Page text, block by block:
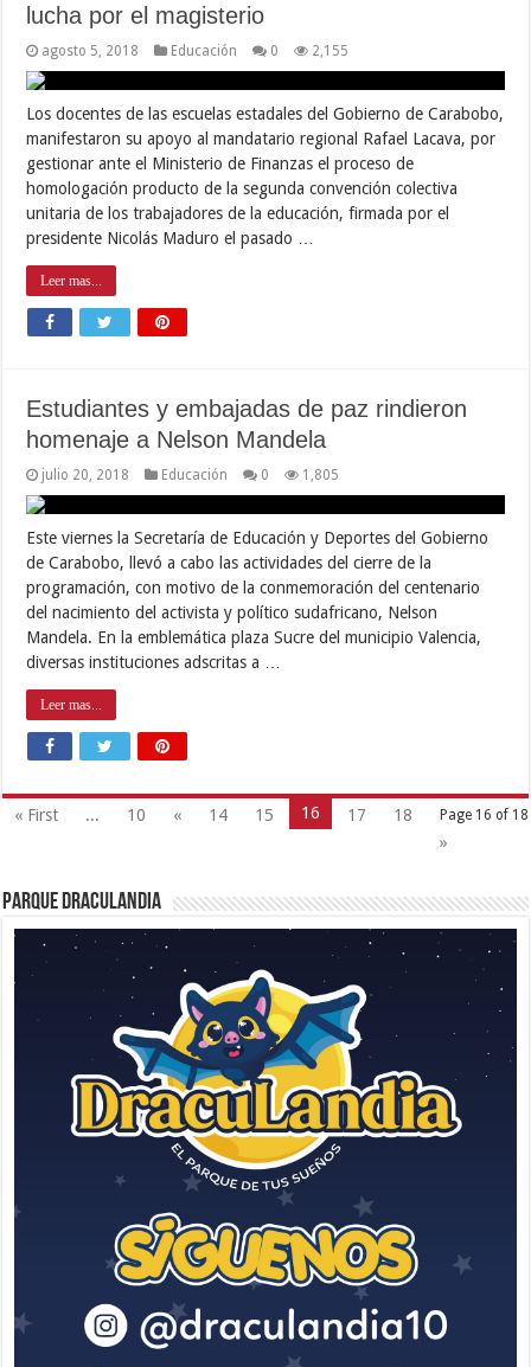
lucha por el magisterio
agosto 5, 2018 Educación 0 2,155
Los docentes de las escuelas estadales del Gobierno de Carabobo,
manifestaron su apoyo al mandatario regional Rafael Lacava, por
gestionar ante el Ministerio de Finanzas el proceso de
homologación producto de la segunda convención colectiva
unitaria de los trabajadores de la educación, firmada por el
presidente Nicolás Maduro el pasado …
Leer mas...
Estudiantes y embajadas de paz rindieron
homenaje a Nelson Mandela
julio 20, 2018 Educación 0 1,805
Este viernes la Secretaría de Educación y Deportes del Gobierno
de Carabobo, llevó a cabo las actividades del cierre de la
programación, con motivo de la conmemoración del centenario
del nacimiento del activista y político sudafricano, Nelson
Mandela. En la emblemática plaza Sucre del municipio Valencia,
diversas instituciones adscritas a …
Leer mas...
Page 16 of 18
« First ... 10 « 14 15 16 17
18
»
Parque Draculandia